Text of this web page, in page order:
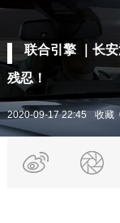
联合引擎 ｜长
残忍！
2020-09-17 22:45 收藏